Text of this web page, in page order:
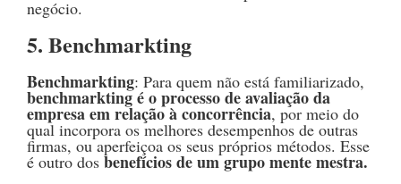
negócio.
5. Benchmarkting
Benchmarkting: Para quem não está familiarizado,
benchmarkting é o processo de avaliação da
empresa em relação à concorrência, por meio do
qual incorpora os melhores desempenhos de outras
firmas, ou aperfeiçoa os seus próprios métodos. Esse
é outro dos benefícios de um grupo mente mestra.